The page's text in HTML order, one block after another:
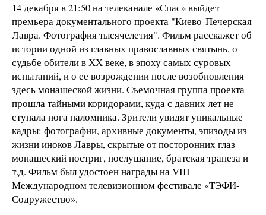
14 декабря в 21:50 на телеканале «Спас» выйдет
премьера документального проекта "Киево-Печерская
Лавра. Фотография тысячелетия". Фильм расскажет об
истории одной из главных православных святынь, о
судьбе обители в ХХ веке, в эпоху самых суровых
испытаний, и о ее возрождении после возобновления
здесь монашеской жизни. Съемочная группа проекта
прошла тайными коридорами, куда с давних лет не
ступала нога паломника. Зрители увидят уникальные
кадры: фотографии, архивные документы, эпизоды из
жизни иноков Лавры, скрытые от посторонних глаз –
монашеский постриг, послушание, братская трапеза и
т.д. Фильм был удостоен награды на VIII
Международном телевизионном фестивале «ТЭФИ-
Содружество».